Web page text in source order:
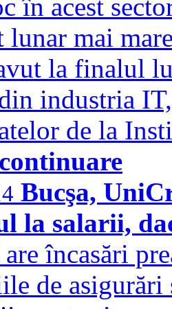
în acest
lunar mai
la finalul
industria
de la
continuare
Bucşa,
la salarii,
încasări
de asigurări